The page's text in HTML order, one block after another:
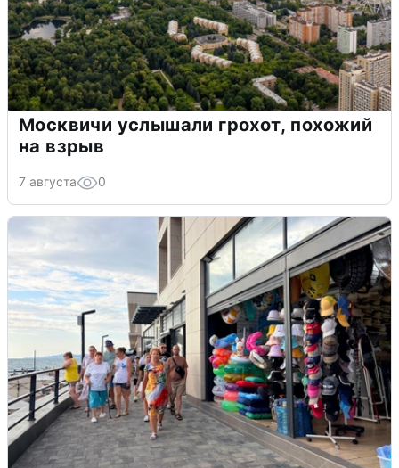
Москвичи услышали грохот, похожий
на взрыв
7 августа 0